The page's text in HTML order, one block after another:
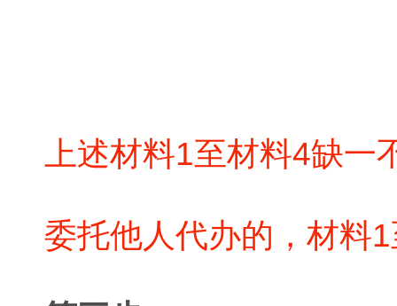
上述材料1至材料4缺一
委托他人代办的，材料